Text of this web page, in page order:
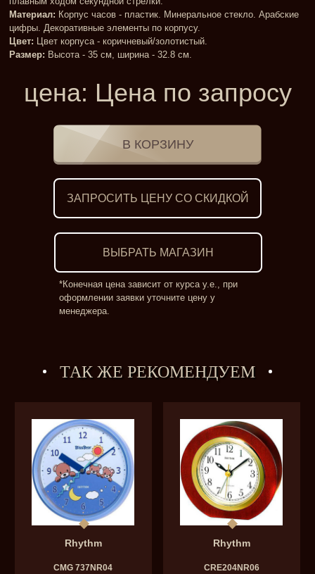
Материал: Корпус часов - пластик. Минеральное стекло. Арабские
цифры. Декоративные элементы по корпусу.
Цвет: Цвет корпуса - коричневый/золотистый.
Размер: Высота - 35 см, ширина - 32.8 см.
цена: Цена по запросу
ЗАПРОСИТЬ ЦЕНУ СО СКИДКОЙ
ВЫБРАТЬ МАГАЗИН
*Конечная цена зависит от курса у.е., при
оформлении заявки уточните цену у
менеджера.
ТАК ЖЕ РЕКОМЕНДУЕМ
Rhythm
CMG 737NR04
Rhythm
CRE204NR06